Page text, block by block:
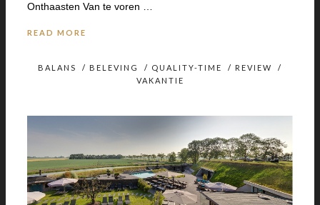
Onthaasten Van te voren …
READ MORE
BALANS / BELEVING / QUALITY-TIME / REVIEW
/
VAKANTIE